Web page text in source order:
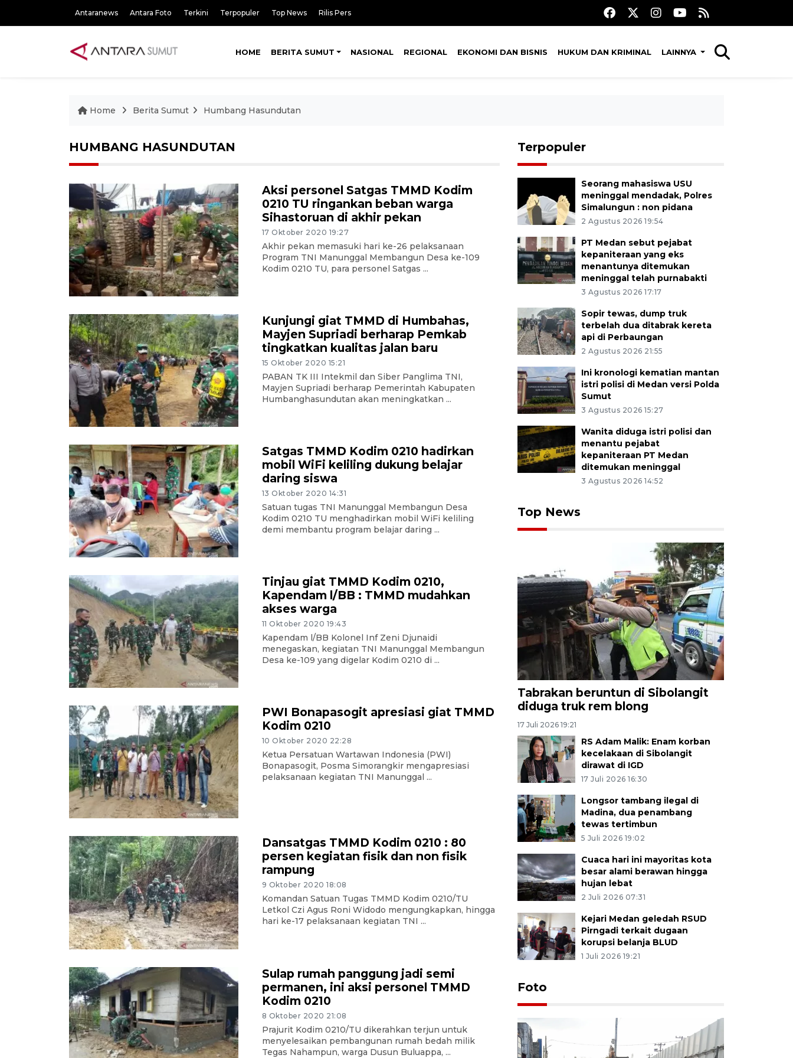
Antaranews Antara Foto Terkini Terpopuler Top News Rilis Pers
HOME BERITA SUMUT NASIONAL REGIONAL EKONOMI DAN BISNIS HUKUM DAN KRIMINAL LAINNYA
Home Berita Sumut Humbang Hasundutan
HUMBANG HASUNDUTAN
Aksi personel Satgas TMMD Kodim
0210 TU ringankan beban warga
Sihastoruan di akhir pekan
17 Oktober 2020 19:27
Akhir pekan memasuki hari ke-26 pelaksanaan
Program TNI Manunggal Membangun Desa ke-109
Kodim 0210 TU, para personel Satgas ...
Kunjungi giat TMMD di Humbahas,
Mayjen Supriadi berharap Pemkab
tingkatkan kualitas jalan baru
15 Oktober 2020 15:21
PABAN TK III Intekmil dan Siber Panglima TNI,
Mayjen Supriadi berharap Pemerintah Kabupaten
Humbanghasundutan akan meningkatkan ...
Satgas TMMD Kodim 0210 hadirkan
mobil WiFi keliling dukung belajar
daring siswa
13 Oktober 2020 14:31
Satuan tugas TNI Manunggal Membangun Desa
Kodim 0210 TU menghadirkan mobil WiFi keliling
demi membantu program belajar daring ...
Tinjau giat TMMD Kodim 0210,
Kapendam l/BB : TMMD mudahkan
akses warga
11 Oktober 2020 19:43
Kapendam l/BB Kolonel Inf Zeni Djunaidi
menegaskan, kegiatan TNI Manunggal Membangun
Desa ke-109 yang digelar Kodim 0210 di ...
PWI Bonapasogit apresiasi giat TMMD
Kodim 0210
10 Oktober 2020 22:28
Ketua Persatuan Wartawan Indonesia (PWI)
Bonapasogit, Posma Simorangkir mengapresiasi
pelaksanaan kegiatan TNI Manunggal ...
Dansatgas TMMD Kodim 0210 : 80
persen kegiatan fisik dan non fisik
rampung
9 Oktober 2020 18:08
Komandan Satuan Tugas TMMD Kodim 0210/TU
Letkol Czi Agus Roni Widodo mengungkapkan, hingga
hari ke-17 pelaksanaan kegiatan TNI ...
Sulap rumah panggung jadi semi
permanen, ini aksi personel TMMD
Kodim 0210
8 Oktober 2020 21:08
Prajurit Kodim 0210/TU dikerahkan terjun untuk
menyelesaikan pembangunan rumah bedah milik
Tegas Nahampun, warga Dusun Buluappa, ...
Terpopuler
Seorang mahasiswa USU
meninggal mendadak, Polres
Simalungun : non pidana
2 Agustus 2026 19:54
PT Medan sebut pejabat
kepaniteraan yang eks
menantunya ditemukan
meninggal telah purnabakti
3 Agustus 2026 17:17
Sopir tewas, dump truk
terbelah dua ditabrak kereta
api di Perbaungan
2 Agustus 2026 21:55
Ini kronologi kematian mantan
istri polisi di Medan versi Polda
Sumut
3 Agustus 2026 15:27
Wanita diduga istri polisi dan
menantu pejabat
kepaniteraan PT Medan
ditemukan meninggal
3 Agustus 2026 14:52
Top News
Tabrakan beruntun di Sibolangit
diduga truk rem blong
17 Juli 2026 19:21
RS Adam Malik: Enam korban
kecelakaan di Sibolangit
dirawat di IGD
17 Juli 2026 16:30
Longsor tambang ilegal di
Madina, dua penambang
tewas tertimbun
5 Juli 2026 19:02
Cuaca hari ini mayoritas kota
besar alami berawan hingga
hujan lebat
2 Juli 2026 07:31
Kejari Medan geledah RSUD
Pirngadi terkait dugaan
korupsi belanja BLUD
1 Juli 2026 19:21
Foto